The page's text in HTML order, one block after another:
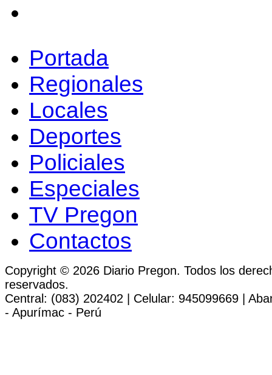
Portada
Regionales
Locales
Deportes
Policiales
Especiales
TV Pregon
Contactos
Copyright © 2026 Diario Pregon. Todos los
reservados.
Central: (083) 202402 | Celular: 945099669 |
- Apurímac - Perú